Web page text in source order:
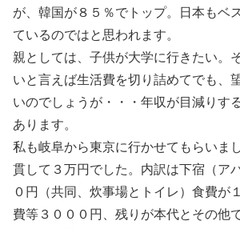
が、韓国が８５％でトップ。日本もベ
ているのではと思われます。
親としては、子供が大学に行きたい。
いと言えば生活費を切り詰めてでも、
いのでしょうが・・・年収が目減りす
あります。
私も岐阜から東京に行かせてもらいま
貫して３万円でした。内訳は下宿（ア
０円（共同、炊事場とトイレ）食費が
費等３０００円、残りが本代とその他